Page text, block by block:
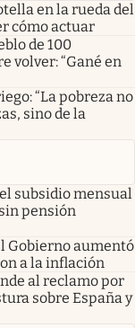
en la rueda del
cómo actuar
de 100
volver: “Gané en
“La pobreza no
sino de la
subsidio mensual
pensión
Gobierno aumentó
a la inflación
al reclamo por
sobre España y